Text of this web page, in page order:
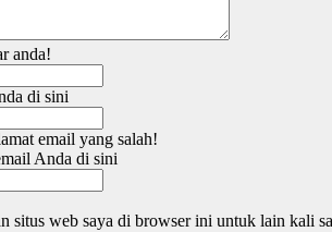
anda!
di sini
email yang salah!
Anda di sini
situs web saya di browser ini untuk lain kali